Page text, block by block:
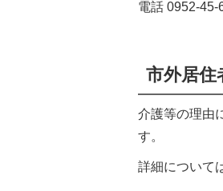
電話 0952-45-
市外居住
介護等の理由
す。
詳細について